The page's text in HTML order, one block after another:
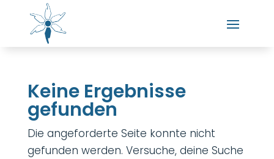
Keine Ergebnisse
gefunden
Die angeforderte Seite konnte nicht
gefunden werden. Versuche, deine Suche